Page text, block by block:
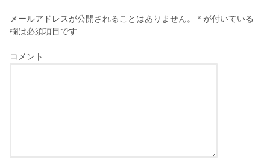
メールアドレスが公開されることはありません。 * が付いている
欄は必須項目です
コメント